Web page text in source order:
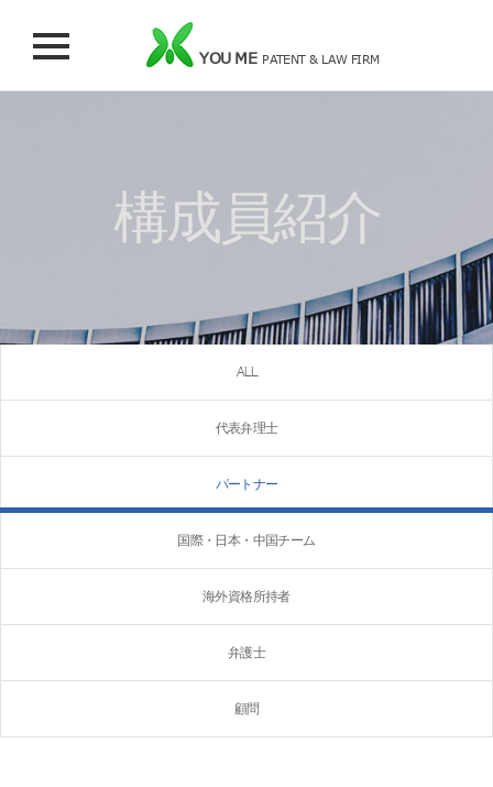
YOU ME PATENT & LAW FIRM
構成員紹介
ALL
代表弁理士
パートナー
国際・日本・中国チーム
海外資格所持者
弁護士
顧問